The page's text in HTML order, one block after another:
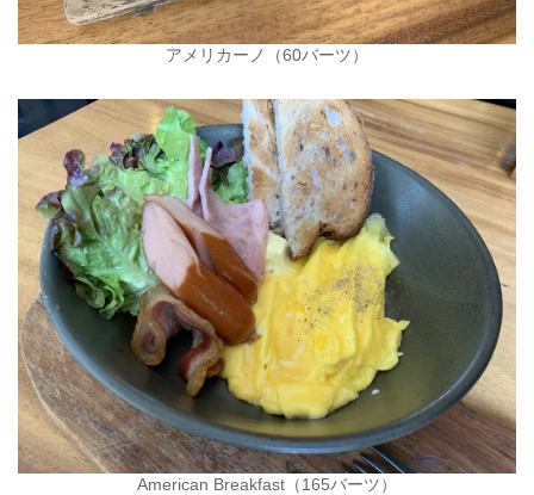
アメリカーノ（60バーツ）
American Breakfast（165バーツ）